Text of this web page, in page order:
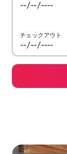
チェックアウト